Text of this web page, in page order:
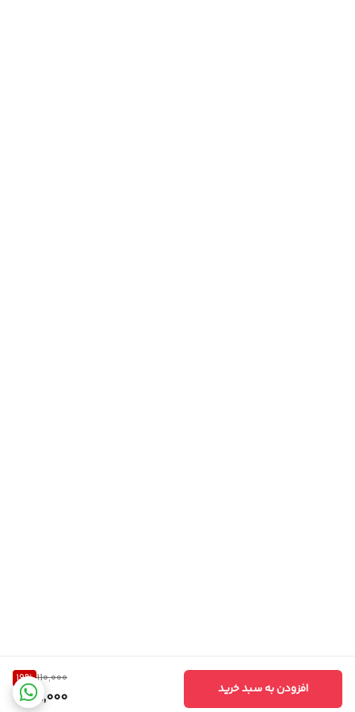
110,000
19%
89,000 افزودن به سبد خرید